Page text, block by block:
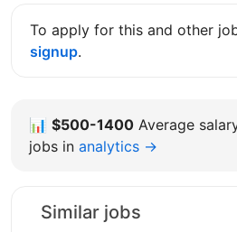
To apply for this and other
signup.
📊 $500-1400 Average
jobs in analytics →
Similar jobs